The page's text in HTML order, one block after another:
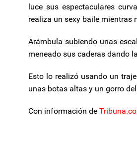
luce sus espectaculares
realiza un sexy baile mientras
Arámbula subiendo unas
meneado sus caderas dando
Esto lo realizó usando un
unas botas altas y un gorro
Con información de